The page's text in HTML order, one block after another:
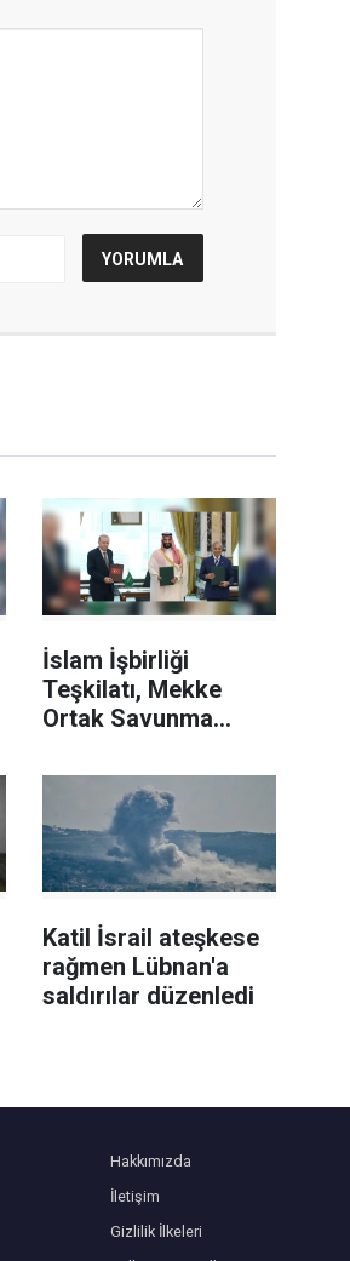
İslam İşbirliği
Teşkilatı, Mekke
Ortak Savunma
memnuniyetle
karşıladı
Katil İsrail ateşkese
rağmen Lübnan'a
saldırılar düzenledi
Hakkımızda
İletişim
Gizlilik İlkeleri